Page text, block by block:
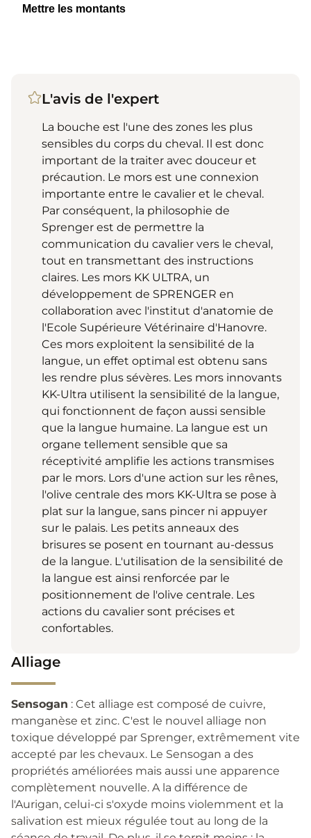
L'avis de l'expert
La bouche est l'une des zones les plus
sensibles du corps du cheval. Il est donc
important de la traiter avec douceur et
précaution. Le mors est une connexion
importante entre le cavalier et le cheval.
Par conséquent, la philosophie de
Sprenger est de permettre la
communication du cavalier vers le cheval,
tout en transmettant des instructions
claires. Les mors KK ULTRA, un
développement de SPRENGER en
collaboration avec l'institut d'anatomie de
l'Ecole Supérieure Vétérinaire d'Hanovre.
Ces mors exploitent la sensibilité de la
langue, un effet optimal est obtenu sans
les rendre plus sévères. Les mors innovants
KK-Ultra utilisent la sensibilité de la langue,
qui fonctionnent de façon aussi sensible
que la langue humaine. La langue est un
organe tellement sensible que sa
réceptivité amplifie les actions transmises
par le mors. Lors d'une action sur les rênes,
l'olive centrale des mors KK-Ultra se pose à
plat sur la langue, sans pincer ni appuyer
sur le palais. Les petits anneaux des
brisures se posent en tournant au-dessus
de la langue. L'utilisation de la sensibilité de
la langue est ainsi renforcée par le
positionnement de l'olive centrale. Les
actions du cavalier sont précises et
confortables.
Alliage
Sensogan : Cet alliage est composé de cuivre,
manganèse et zinc. C'est le nouvel alliage non
toxique développé par Sprenger, extrêmement vite
accepté par les chevaux. Le Sensogan a des
propriétés améliorées mais aussi une apparence
complètement nouvelle. A la différence de
l'Aurigan, celui-ci s'oxyde moins violemment et la
salivation est mieux régulée tout au long de la